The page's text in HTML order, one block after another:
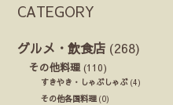
CATEGORY
グルメ・飲食店 (268)
その他料理 (110)
すきやき・しゃぶしゃぶ(4)
その他各国料理(0)